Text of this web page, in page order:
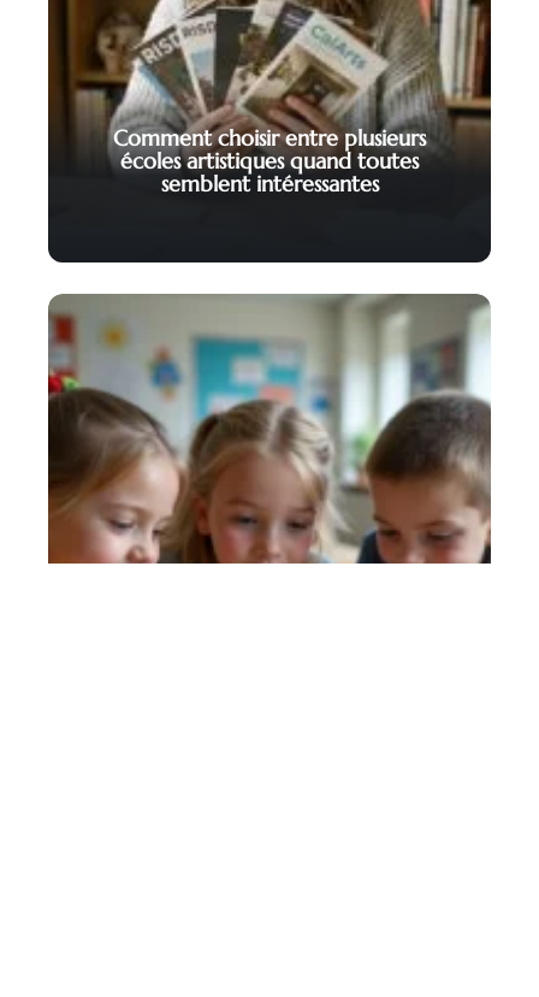
Comment choisir entre plusieurs
écoles artistiques quand toutes
semblent intéressantes